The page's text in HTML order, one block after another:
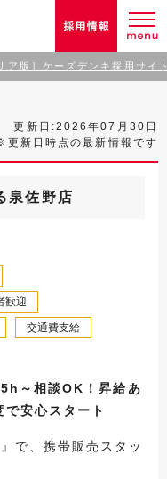
ア版］ケーズデンキ採用サイ
更新日:2026年07月30日
更新日時点の最新情報です
泉佐野店
歓迎
交通費支給
～相談OK！昇給あ
安心スタート
で、携帯販売スタッ